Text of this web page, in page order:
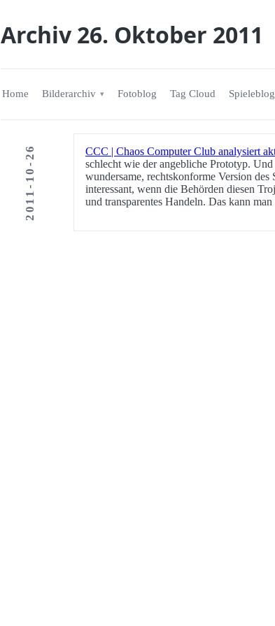
Archiv 26. Oktober 2011
Home Bilderarchiv Fotoblog Tag Cloud Spieleblog
2011-10-26 CCC | Chaos Computer Club analysiert
schlecht wie der angebliche Prototyp.
wundersame, rechtskonforme Version
interessant, wenn die Behörden diesen
und transparentes Handeln. Das kann